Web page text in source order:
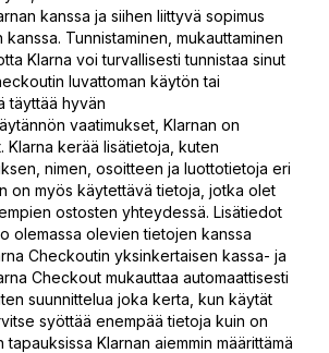
kanssa ja siihen liittyvä sopimus
Tunnistaminen, mukauttaminen
Klarna voi turvallisesti tunnistaa sinut
luvattoman käytön tai
täyttää hyvän
vaatimukset, Klarnan on
Klarna kerää lisätietoja, kuten
nimen, osoitteen ja luottotietoja eri
on myös käytettävä tietoja, jotka olet
ostosten yhteydessä. Lisätiedot
olemassa olevien tietojen kanssa
Checkoutin yksinkertaisen kassa- ja
Checkout mukauttaa automaattisesti
suunnittelua joka kerta, kun käytät
syöttää enempää tietoja kuin on
Klarnan aiemmin määrittämä